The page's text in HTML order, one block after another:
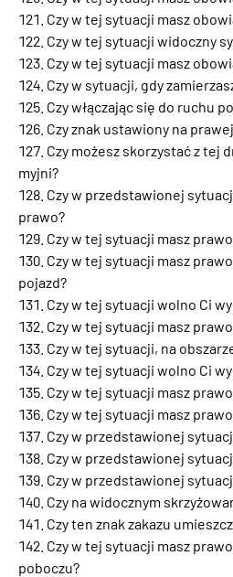
Czy w tej sytuacji masz
Czy w tej sytuacji widoczny
Czy w tej sytuacji masz
Czy w sytuacji, gdy
Czy włączając się do ruchu
Czy znak ustawiony na
Czy możesz skorzystać z tej
myjni?
Czy w przedstawionej
prawo?
Czy w tej sytuacji masz
Czy w tej sytuacji masz
pojazd?
Czy w tej sytuacji wolno Ci
Czy w tej sytuacji masz
Czy w tej sytuacji, na
Czy w tej sytuacji wolno Ci
Czy w tej sytuacji masz
Czy w tej sytuacji masz
Czy w przedstawionej
Czy w przedstawionej
Czy w przedstawionej
Czy na widocznym
Czy ten znak zakazu
Czy w tej sytuacji masz
poboczu?